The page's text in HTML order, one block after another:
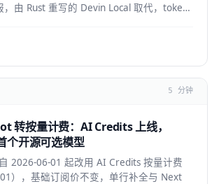
，由 Rust 重写的 Devin Local 取代，token
5 分钟
转按量计费：AI Credits 上线，
个开源可选模型
2026-06-01 起改用 AI Credits 按量计费
），基础订阅价不变，单行补全与 Next